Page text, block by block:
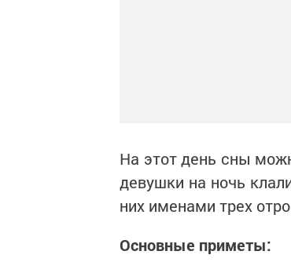
На этот день сны
девушки на ночь
них именами трех
Основные приметы: